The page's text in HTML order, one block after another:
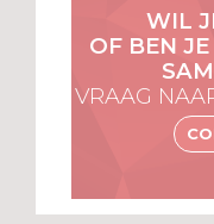
WIL
OF BEN
VRAAG